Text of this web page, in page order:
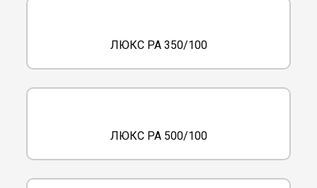
ЛЮКС РА 350/100
ЛЮКС РА 500/100